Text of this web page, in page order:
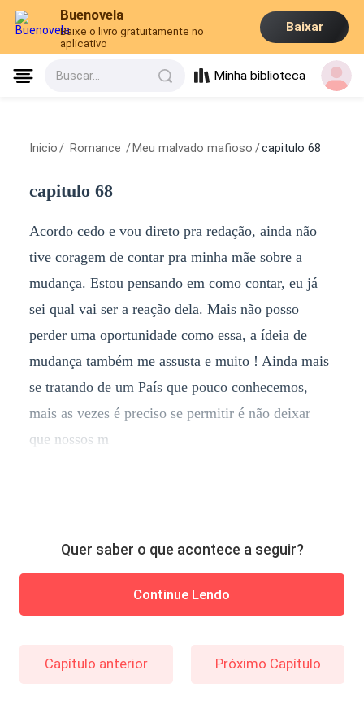
Buenovela
Baixe o livro gratuitamente no
aplicativo
Baixar
Buscar... Minha biblioteca
Inicio / Romance / Meu malvado mafioso /capitulo 68
capitulo 68
Acordo cedo e vou direto pra redação, ainda não
tive coragem de contar pra minha mãe sobre a
mudança. Estou pensando em como contar, eu já
sei qual vai ser a reação dela. Mais não posso
perder uma oportunidade como essa, a ídeia de
mudança também me assusta e muito ! Ainda mais
se tratando de um País que pouco conhecemos,
mais as vezes é preciso se permitir é não deixar
que nossos m
Quer saber o que acontece a seguir?
Continue Lendo
Capítulo anterior Próximo Capítulo